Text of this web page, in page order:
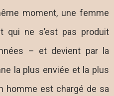
moment, une femme
ne s’est pas produit
– et devient par la
la plus enviée et la plus
homme est chargé de sa